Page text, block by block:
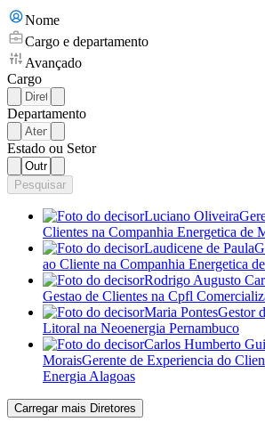
Nome
Cargo e departamento
Avançado
Cargo
Departamento
Estado ou Setor
Pesquisar
Luciano Oliveira
Clientes na Companhia Energetica de
Laudicene de Paula
ao Cliente na Companhia Energetica
Rodrigo Augusto
Gestao de Clientes na Cpfl
Maria PontesGestor
Litoral na Neoenergia Pernambuco
Carlos Humberto
MoraisGerente de Experiencia do
Energia Alagoas
Carregar mais Diretores